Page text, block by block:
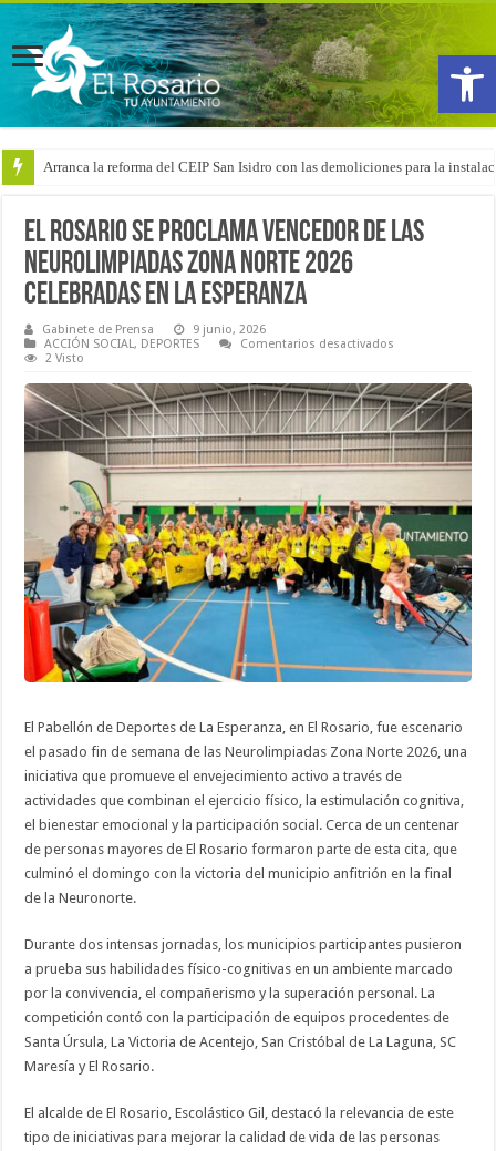
Abrir
Arranca la reforma del CEIP San Isidro con las demoliciones para la
El Rosario se proclama vencedor de las
Neurolimpiadas Zona Norte 2026
celebradas en La Esperanza
Gabinete de Prensa
9 junio, 2026
ACCIÓN SOCIAL, DEPORTES Comentarios desactivados
se
proclama
vencedor
de
las
Neurolimpiadas
Zona
2026
celebradas
en
La
Esperanza
2 Visto
El Pabellón de Deportes de La Esperanza, en El Rosario, fue escenario
el pasado fin de semana de las Neurolimpiadas Zona Norte 2026, una
iniciativa que promueve el envejecimiento activo a través de
actividades que combinan el ejercicio físico, la estimulación cognitiva,
el bienestar emocional y la participación social. Cerca de un centenar
de personas mayores de El Rosario formaron parte de esta cita, que
culminó el domingo con la victoria del municipio anfitrión en la final
de la Neuronorte.
Durante dos intensas jornadas, los municipios participantes pusieron
a prueba sus habilidades físico-cognitivas en un ambiente marcado
por la convivencia, el compañerismo y la superación personal. La
competición contó con la participación de equipos procedentes de
Santa Úrsula, La Victoria de Acentejo, San Cristóbal de La Laguna, SC
Maresía y El Rosario.
El alcalde de El Rosario, Escolástico Gil, destacó la relevancia de este
tipo de iniciativas para mejorar la calidad de vida de las personas